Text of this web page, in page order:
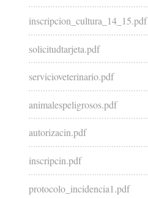
inscripcion_cultura_14_15.pdf
solicitudtarjeta.pdf
servicioveterinario.pdf
animalespeligrosos.pdf
autorizacin.pdf
inscripcin.pdf
protocolo_incidencia1.pdf